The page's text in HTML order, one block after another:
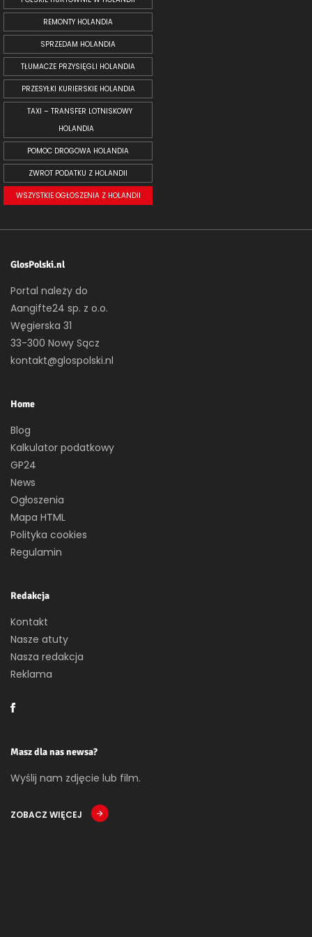
REMONTY HOLANDIA
SPRZEDAM HOLANDIA
TŁUMACZE PRZYSIĘGLI HOLANDIA
PRZESYŁKI KURIERSKIE HOLANDIA
TAXI – TRANSFER LOTNISKOWY
HOLANDIA
POMOC DROGOWA HOLANDIA
ZWROT PODATKU Z HOLANDII
WSZYSTKIE OGŁOSZENIA Z HOLANDII
GlosPolski.nl
Portal należy do
Aangifte24 sp. z o.o.
Węgierska 31
33-300 Nowy Sącz
kontakt@glospolski.nl
Home
Blog
Kalkulator podatkowy
GP24
News
Ogłoszenia
Mapa HTML
Polityka cookies
Regulamin
Redakcja
Kontakt
Nasze atuty
Nasza redakcja
Reklama
Masz dla nas newsa?
Wyślij nam zdjęcie lub film.
ZOBACZ WIĘCEJ